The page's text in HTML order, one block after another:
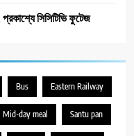
প্রকাশ্যে সিসিটিভি ফুটেজ
Bus Eastern Railway
Mid-day meal Santu pan